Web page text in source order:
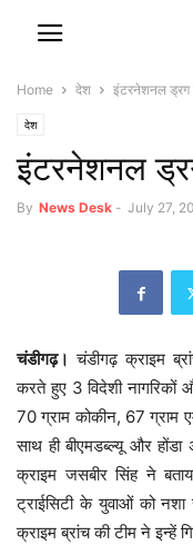
Home देश इंटरनेशनल ड्रग
देश
इंटरनेशनल
By News Desk - July 27,
चंडीगढ़। चंडीगढ़ क्राइम
करते हुए 3 विदेशी
70 ग्राम कोकीन, 67 ग्राम
साथ ही बीएमडब्ल्यू और
क्राइम जसबीर सिंह ने
ट्राईसिटी के युवाओं को नशा
क्राइम ब्रांच की टीम ने इन्हें